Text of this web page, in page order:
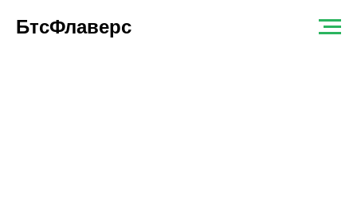
БтсФлаверс